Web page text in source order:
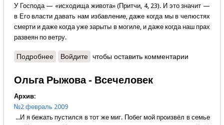
У Господа — «исходища живота» (Притчи, 4, 23). И это значит —
в Его власти давать нам избавление, даже когда мы в челюстях
смерти и даже когда уже зарыты в могиле, и даже когда наш прах
развеян по ветру.
Подробнеео Протоиерей Александр Шаргунов - «В ДОМЕ
Войдите чтобы оставить комментарии
Ольга Рыжова - Всечеловек
Архив:
№2 февраль 2009
...И я бежать пустился в тот же миг. Побег мой произвёл в семье